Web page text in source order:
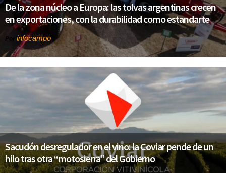
De la zona núcleo a Europa: las tolvas argentinas crecen
en exportaciones, con la durabilidad como estandarte
Por infocampo
Sacudón desregulador en el vino: la Coviar pende de un
hilo tras otra “motosierra” del Gobierno